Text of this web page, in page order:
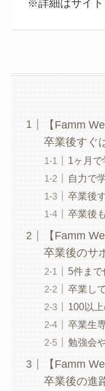
※詳細はサイ
【Famm
卒業後すぐ
1ヶ月
自力で
卒業後
卒業後
【Famm
卒業後のサ
5件まで
卒業し
100以
卒業生
勉強会
【Famm
卒業後の進